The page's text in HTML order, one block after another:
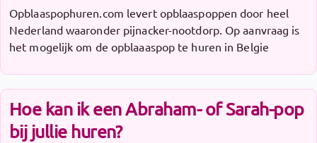
Opblaaspophuren.com levert opblaaspoppen door heel
Nederland waaronder pijnacker-nootdorp. Op aanvraag is
het mogelijk om de opblaaaspop te huren in Belgie
Hoe kan ik een Abraham- of Sarah-pop
bij jullie huren?